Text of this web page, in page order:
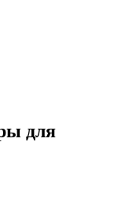
для